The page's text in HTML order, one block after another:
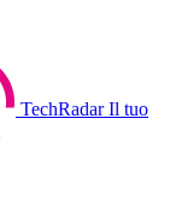
TechRadar Il tuo